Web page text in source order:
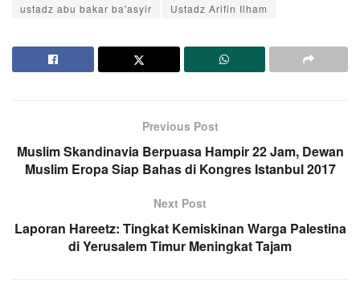
ustadz abu bakar ba'asyir
Ustadz Arifin Ilham
Previous Post
Muslim Skandinavia Berpuasa Hampir 22 Jam, Dewan
Muslim Eropa Siap Bahas di Kongres Istanbul 2017
Next Post
Laporan Hareetz: Tingkat Kemiskinan Warga Palestina
di Yerusalem Timur Meningkat Tajam